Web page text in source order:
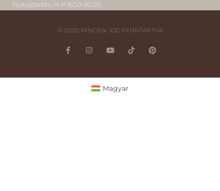
Nyitvatartás: H-P 8:00-16:00
© 2020 MINDEN JOG FENNTARTVA
Magyar